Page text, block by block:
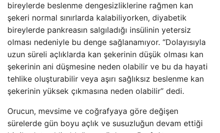
bireylerde beslenme dengesizliklerine rağmen kan
şekeri normal sınırlarda kalabiliyorken, diyabetik
bireylerde pankreasın salgıladığı insülinin yetersiz
olması nedeniyle bu denge sağlanamıyor. “Dolayısıyla
uzun süreli açlıklarda kan şekerinin düşük olması kan
şekerinin ani düşmesine neden olabilir ve bu da hayati
tehlike oluşturabilir veya aşırı sağlıksız beslenme kan
şekerinin yüksek çıkmasına neden olabilir” dedi.
Orucun, mevsime ve coğrafyaya göre değişen
sürelerde gün boyu açlık ve susuzluğun devam ettiği